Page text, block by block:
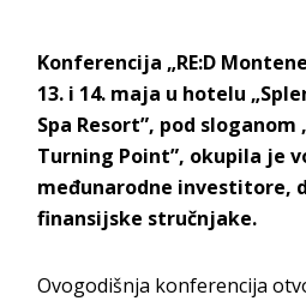
Konferencija „RE:D
13. i 14. maja u hotelu
Spa Resort”, pod
Turning Point”, okupila je
međunarodne investitore,
finansijske stručnjake.
Ovogodišnja konferencija